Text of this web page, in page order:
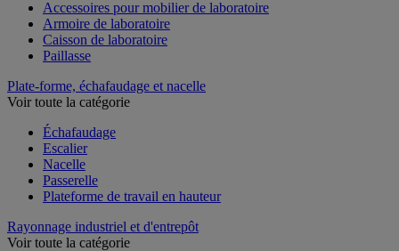
Accessoires pour mobilier de laboratoire
Armoire de laboratoire
Caisson de laboratoire
Paillasse
Plate-forme, échafaudage et nacelle
Voir toute la catégorie
Échafaudage
Escalier
Nacelle
Passerelle
Plateforme de travail en hauteur
Rayonnage industriel et d'entrepôt
Voir toute la catégorie